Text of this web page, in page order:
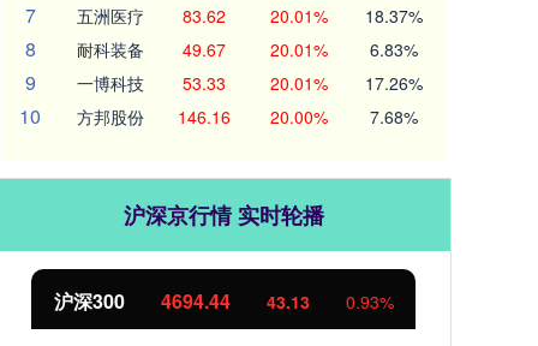
7 五洲医疗 83.62 20.01% 18.37%
8 耐科装备 49.67 20.01% 6.83%
9 一博科技 53.33 20.01% 17.26%
10 方邦股份 146.16 20.00% 7.68%
沪深京行情 实时轮播
沪深300 4694.44 43.13 0.93%